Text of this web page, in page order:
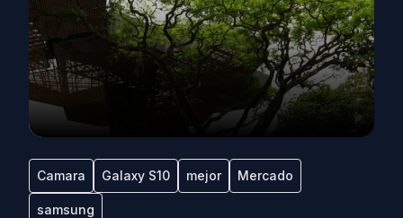
Camara Galaxy S10 mejor Mercado
samsung